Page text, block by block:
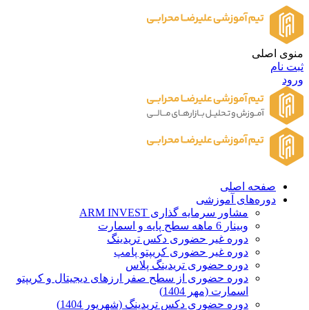
منوی اصلی
ثبت نام
ورود
صفحه اصلی
دوره‌های آموزشی
مشاور سرمایه گذاری ARM INVEST
وبینار 6 ماهه سطح پایه و اسمارت
دوره غیر حضوری دکس تریدینگ
دوره غیر حضوری کریپتو پامپ
دوره حضوری تریدینگ پلاس
دوره حضوری از سطح صفر ارزهای دیجیتال و کریپتو
اسمارت (مهر 1404)
دوره حضوری دکس تریدینگ (شهریور 1404)